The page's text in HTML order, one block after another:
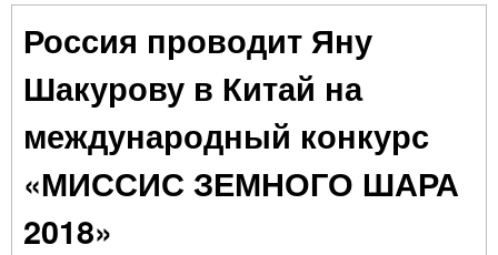
Россия проводит Яну
Шакурову в Китай на
международный конкурс
«МИССИС ЗЕМНОГО ШАРА
2018»